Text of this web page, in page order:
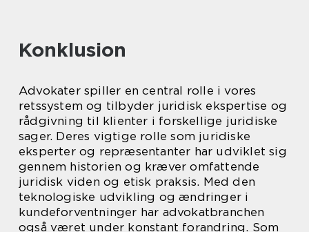
Konklusion
Advokater spiller en central rolle i vores
retssystem og tilbyder juridisk ekspertise og
rådgivning til klienter i forskellige juridiske
sager. Deres vigtige rolle som juridiske
eksperter og repræsentanter har udviklet sig
gennem historien og kræver omfattende
juridisk viden og etisk praksis. Med den
teknologiske udvikling og ændringer i
kundeforventninger har advokatbranchen
også været under konstant forandring. Som